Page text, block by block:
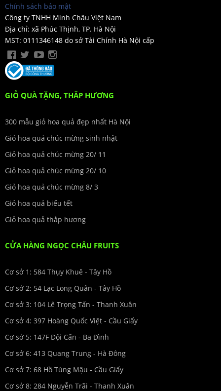
Chính sách bảo mật
Công ty TNHH Minh Châu Việt Nam
Địa chỉ: xã Phúc Thịnh, TP. Hà Nội
MST: 0111346148 do sở Tài Chính Hà Nội cấp
GIỎ QUÀ TẶNG, THẮP HƯƠNG
300 mẫu giỏ hoa quả đẹp nhất Hà Nội
Giỏ hoa quả chúc mừng sinh nhật
Giỏ hoa quả chúc mừng 20/ 11
Giỏ hoa quả chúc mừng 20/ 10
Giỏ hoa quả chúc mừng 8/ 3
Giỏ hoa quả biếu tết
Giỏ hoa quả thắp hương
CỬA HÀNG NGỌC CHÂU FRUITS
Cơ sở 1: 584 Thụy Khuê - Tây Hồ
Cơ sở 2: 54 Lạc Long Quân - Tây Hồ
Cơ sở 3: 104 Lê Trọng Tấn - Thanh Xuân
Cơ sở 4: 397 Hoàng Quốc Việt - Cầu Giấy
Cơ sở 5: 147F Đội Cấn - Ba Đình
Cơ sở 6: 413 Quang Trung - Hà Đông
Cơ sở 7: 68 Hồ Tùng Mậu - Cầu Giấy
Cơ sở 8: 284 Nguyễn Trãi - Thanh Xuân